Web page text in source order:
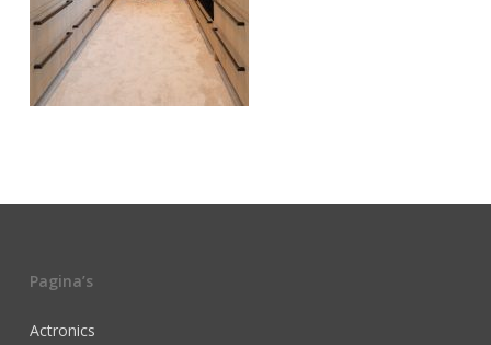
Pagina’s
Actronics